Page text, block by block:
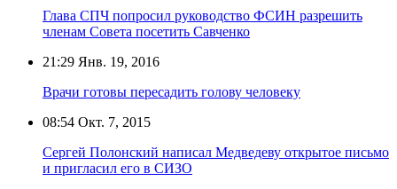
Глава СПЧ попросил руководство ФСИН разрешить
членам Совета посетить Савченко
21:29 Янв. 19, 2016
Врачи готовы пересадить голову человеку
08:54 Окт. 7, 2015
Сергей Полонский написал Медведеву открытое письмо
и пригласил его в СИЗО